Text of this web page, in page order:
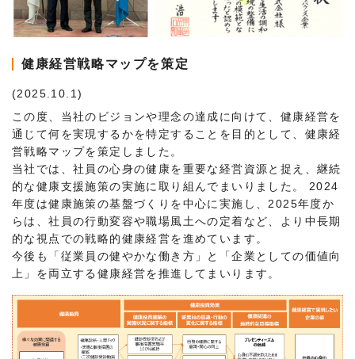
健康経営戦略マップを策定
(2025.10.1)
この度、当社のビジョンや理念の達成に向けて、健康経営を
通じて何を実現するかを特定することを目的として、健康経
営戦略マップを策定しました。
当社では、社員の心身の健康を重要な経営資源と捉え、継続
的な健康支援施策の実施に取り組んでまいりました。 2024
年度は健康施策の基盤づくりを中心に実施し、2025年度か
らは、社員の行動変容や職場風土への定着など、より中長期
的な視点での戦略的健康経営を進めています。
今後も「従業員の健やかな働き方」と「企業としての価値向
上」を両立する健康経営を推進してまいります。